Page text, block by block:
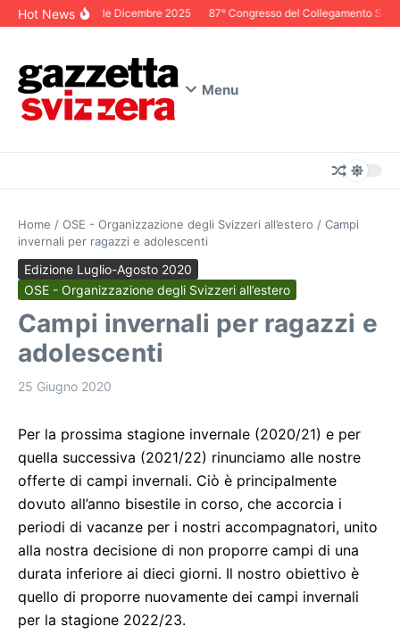
Salta al contenuto
Hot NewsEditoriale Dicembre 2025 87° Congresso del Collegamento
Menu
Home / OSE - Organizzazione degli Svizzeri all’estero / Campi
invernali per ragazzi e adolescenti
Edizione Luglio-Agosto 2020
OSE - Organizzazione degli Svizzeri all’estero
Campi invernali per ragazzi e
adolescenti
25 Giugno 2020
Per la prossima stagione invernale (2020/21) e per
quella successiva (2021/22) rinunciamo alle nostre
offerte di campi invernali. Ciò è principalmente
dovuto all’anno bisestile in corso, che accorcia i
periodi di vacanze per i nostri accompagnatori, unito
alla nostra decisione di non proporre campi di una
durata inferiore ai dieci giorni. Il nostro obiettivo è
quello di proporre nuovamente dei campi invernali
per la stagione 2022/23.